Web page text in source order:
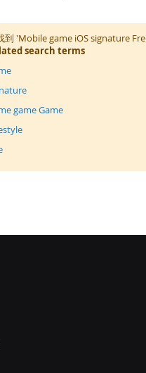
到 'Mobile game iOS signature
search terms
game Game